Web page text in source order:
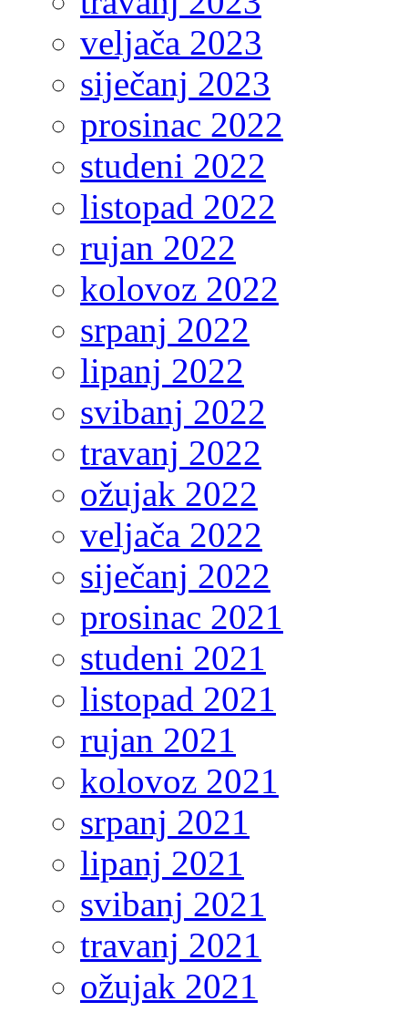
veljača 2023
siječanj 2023
prosinac 2022
studeni 2022
listopad 2022
rujan 2022
kolovoz 2022
srpanj 2022
lipanj 2022
svibanj 2022
travanj 2022
ožujak 2022
veljača 2022
siječanj 2022
prosinac 2021
studeni 2021
listopad 2021
rujan 2021
kolovoz 2021
srpanj 2021
lipanj 2021
svibanj 2021
travanj 2021
ožujak 2021